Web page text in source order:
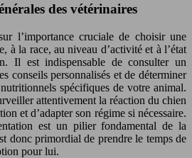
des vétérinaires
l’importance cruciale de choisir une
à la race, au niveau d’activité et à l’état
Il est indispensable de consulter un
conseils personnalisés et de déterminer
spécifiques de votre animal.
attentivement la réaction du chien
et d’adapter son régime si nécessaire.
est un pilier fondamental de la
donc primordial de prendre le temps de
pour lui.